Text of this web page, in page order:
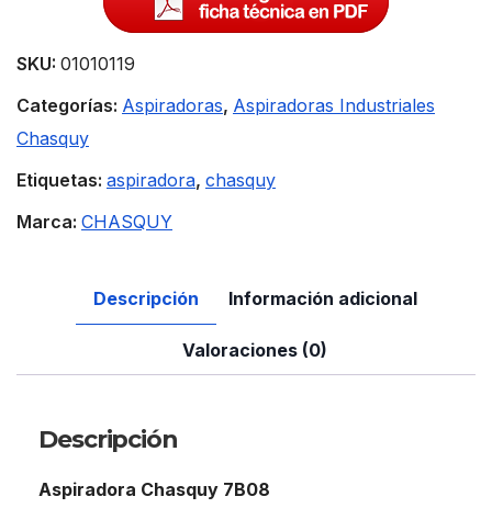
SKU: 01010119
Categorías: Aspiradoras, Aspiradoras Industriales
Chasquy
Etiquetas: aspiradora, chasquy
Marca: CHASQUY
Descripción Información adicional
Valoraciones (0)
Descripción
Aspiradora Chasquy 7B08